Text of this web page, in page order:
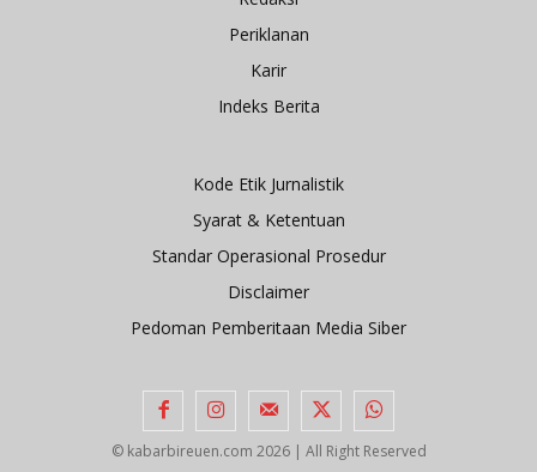
Periklanan
Karir
Indeks Berita
Kode Etik Jurnalistik
Syarat & Ketentuan
Standar Operasional Prosedur
Disclaimer
Pedoman Pemberitaan Media Siber
© kabarbireuen.com 2026 | All Right Reserved